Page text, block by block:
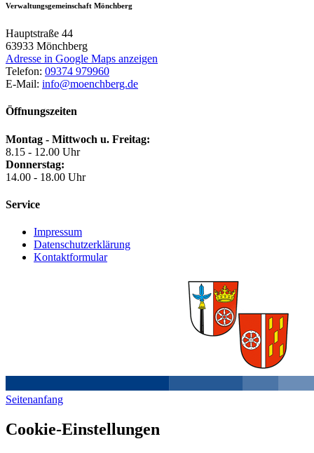
Verwaltungsgemeinschaft Mönchberg
Hauptstraße 44
63933 Mönchberg
Adresse in Google Maps anzeigen
Telefon: 09374 979960
E-Mail: info@moenchberg.de
Öffnungszeiten
Montag - Mittwoch u. Freitag:
8.15 - 12.00 Uhr
Donnerstag:
14.00 - 18.00 Uhr
Service
Impressum
Datenschutzerklärung
Kontaktformular
Seitenanfang
Cookie-Einstellungen